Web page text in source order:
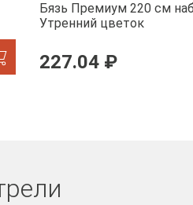
Бязь Премиум 220 см
Утренний цветок
227.04 ₽